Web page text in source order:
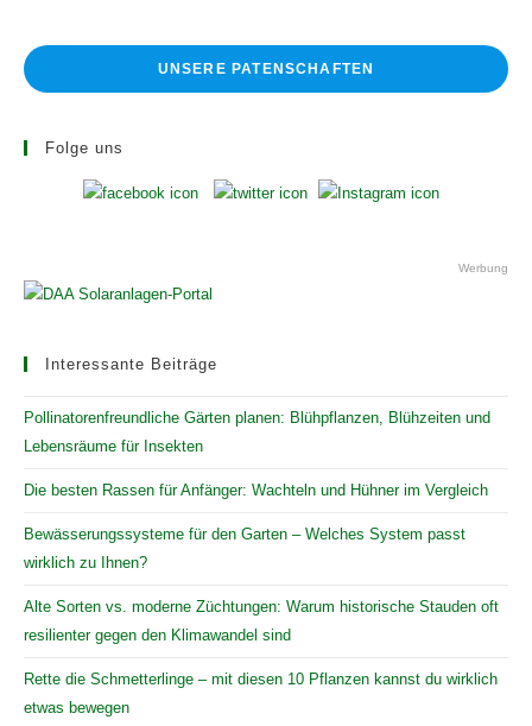
UNSERE PATENSCHAFTEN
Folge uns
Werbung
Interessante Beiträge
Pollinatorenfreundliche Gärten planen: Blühpflanzen, Blühzeiten und
Lebensräume für Insekten
Die besten Rassen für Anfänger: Wachteln und Hühner im Vergleich
Bewässerungssysteme für den Garten – Welches System passt
wirklich zu Ihnen?
Alte Sorten vs. moderne Züchtungen: Warum historische Stauden oft
resilienter gegen den Klimawandel sind
Rette die Schmetterlinge – mit diesen 10 Pflanzen kannst du wirklich
etwas bewegen